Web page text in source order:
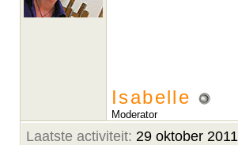
Isabelle
Moderator
Laatste activiteit: 29 oktober 2011